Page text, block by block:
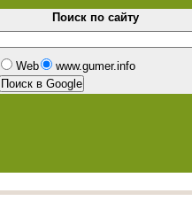
Поиск по сайту
Web www.gumer.info